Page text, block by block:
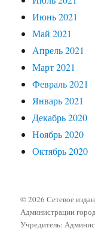
Июнь 2021
Май 2021
Апрель 2021
Март 2021
Февраль 2021
Январь 2021
Декабрь 2020
Ноябрь 2020
Октябрь 2020
© 2026 Сетевое
Администрации
Учредитель: